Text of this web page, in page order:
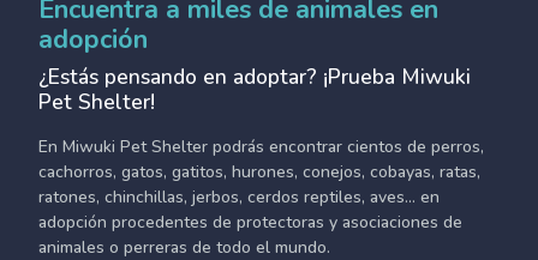
Encuentra a miles de animales en
adopción
¿Estás pensando en adoptar? ¡Prueba Miwuki
Pet Shelter!
En Miwuki Pet Shelter podrás encontrar cientos de perros,
cachorros, gatos, gatitos, hurones, conejos, cobayas, ratas,
ratones, chinchillas, jerbos, cerdos reptiles, aves... en
adopción procedentes de protectoras y asociaciones de
animales o perreras de todo el mundo.